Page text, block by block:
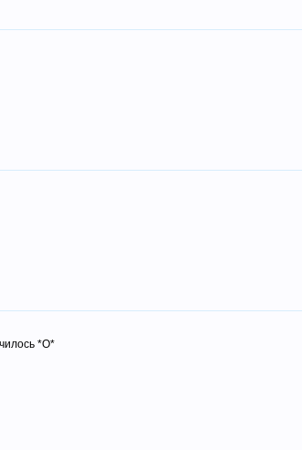
*О*